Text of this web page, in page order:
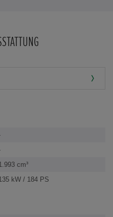
cm³
kW / 184 PS